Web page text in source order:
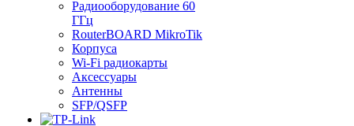
Радиооборудование 60
ГГц
RouterBOARD MikroTik
Корпуса
Wi-Fi радиокарты
Аксессуары
Антенны
SFP/QSFP